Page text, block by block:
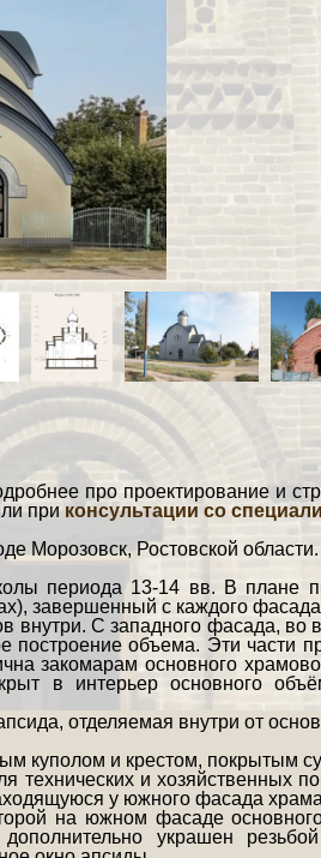
про проектирование и
при консультации со
Морозовск, Ростовской области.
периода 13-14 вв. В плане
завершенный с каждого фасада
внутри. С западного фасада, во
построение объема. Эти части
закомарам основного
в интерьер основного
отделяемая внутри от
куполом и крестом, покрытым
технических и хозяйственных
у южного фасада
на южном фасаде
украшен